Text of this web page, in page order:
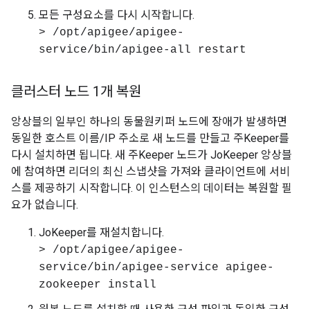
모든 구성요소를 다시 시작합니다.
> /opt/apigee/apigee-
service/bin/apigee-all restart
클러스터 노드 1개 복원
앙상블의 일부인 하나의 동물원키퍼 노드에 장애가 발생하면
동일한 호스트 이름/IP 주소로 새 노드를 만들고 주Keeper를
다시 설치하면 됩니다. 새 주Keeper 노드가 JoKeeper 앙상블
에 참여하면 리더의 최신 스냅샷을 가져와 클라이언트에 서비
스를 제공하기 시작합니다. 이 인스턴스의 데이터는 복원할 필
요가 없습니다.
JoKeeper를 재설치합니다.
> /opt/apigee/apigee-
service/bin/apigee-service apigee-
zookeeper install